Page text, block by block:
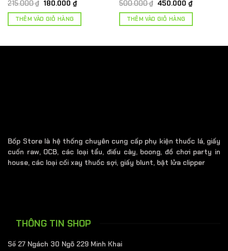
215.000₫ Giá
là:
215.000 ₫.
180.000 ₫Giá
hiện
tại
THÊM VÀO GIỎ HÀNG
500.000₫ Giá
là:
500.000 ₫.
450.000 ₫Giá
hiện
tại
THÊM VÀO GIỎ HÀNG
Bốp Store là hệ thống chuyên cung cấp phụ kiện thuốc lá, giấy
cuốn raw, OCB, các loại tẩu, điếu cày, boong, đồ chơi party in
house, các loại cối xay thuốc sợi, giấy blunt, bật lửa clipper
THÔNG TIN SHOP
Số 27 Ngách 30 Ngõ 229 Minh Khai